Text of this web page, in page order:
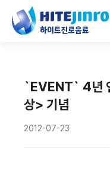
`EVENT` 4년
상> 기념
2012-07-23